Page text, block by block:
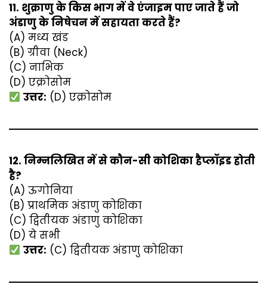
11. शुक्राणु के किस भाग में वे एंजाइम पाए जाते हैं जो
अंडाणु के निषेचन में सहायता करते हैं?
(A) मध्य खंड
(B) ग्रीवा (Neck)
(C) नाभिक
(D) एक्रोसोम
उत्तर: (D) एक्रोसोम
12. निम्नलिखित में से कौन-सी कोशिका हैप्लॉइड होती
है?
(A) ऊगोनिया
(B) प्राथमिक अंडाणु कोशिका
(C) द्वितीयक अंडाणु कोशिका
(D) ये सभी
उत्तर: (C) द्वितीयक अंडाणु कोशिका